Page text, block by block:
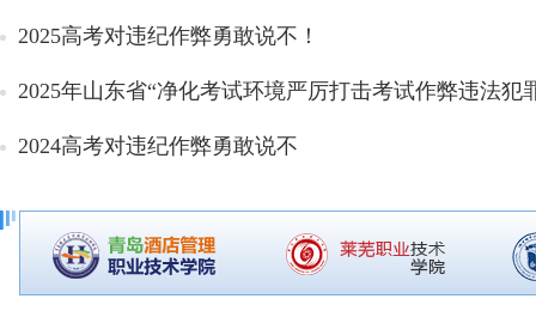
2025高考对违纪作弊勇敢说不！
2025年山东省“净化考试环境严厉打击考试作弊违法犯
2024高考对违纪作弊勇敢说不